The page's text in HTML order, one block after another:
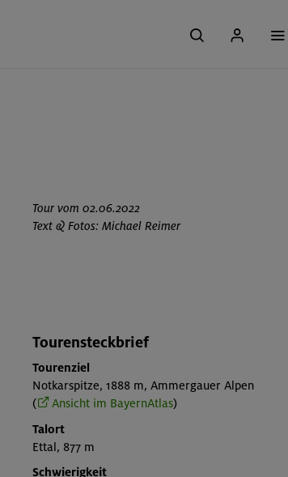
Tour vom 02.06.2022
Text & Fotos: Michael Reimer
Tourensteckbrief
Tourenziel
Notkarspitze, 1888 m, Ammergauer Alpen
(
Ansicht im BayernAtlas)
Talort
Ettal, 877 m
Schwierigkeit